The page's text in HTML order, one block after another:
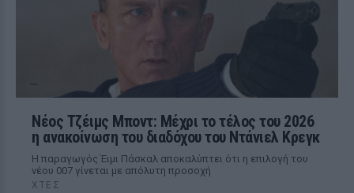
Νέος Τζέιμς Μποντ: Μέχρι το τέλος του 2026
η ανακοίνωση του διαδόχου του Ντάνιελ Κρεγκ
Η παραγωγός Έιμι Πάσκαλ αποκαλύπτει ότι η επιλογή του
νέου 007 γίνεται με απόλυτη προσοχή
ΧΤΕΣ